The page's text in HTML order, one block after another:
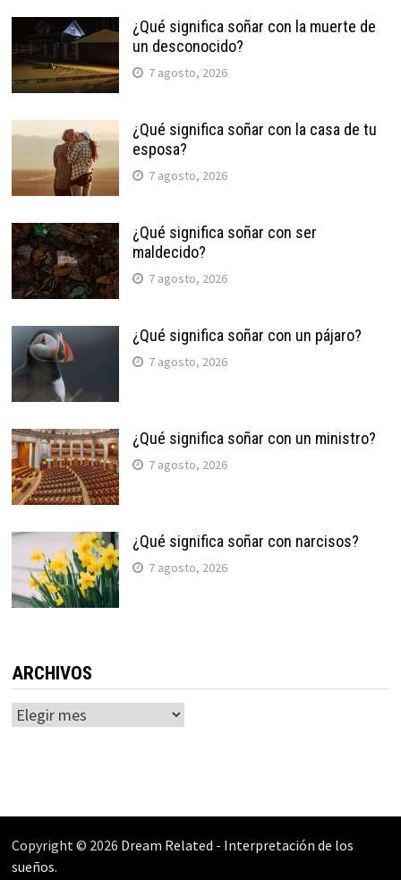
¿Qué significa soñar con la muerte de
un desconocido?
7 agosto, 2026
¿Qué significa soñar con la casa de tu
esposa?
7 agosto, 2026
¿Qué significa soñar con ser
maldecido?
7 agosto, 2026
¿Qué significa soñar con un pájaro?
7 agosto, 2026
¿Qué significa soñar con un ministro?
7 agosto, 2026
¿Qué significa soñar con narcisos?
7 agosto, 2026
ARCHIVOS
Archivos
Copyright © 2026 Dream Related - Interpretación de los
sueños.